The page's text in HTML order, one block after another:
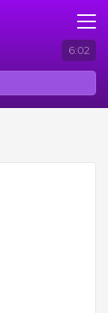
6:02